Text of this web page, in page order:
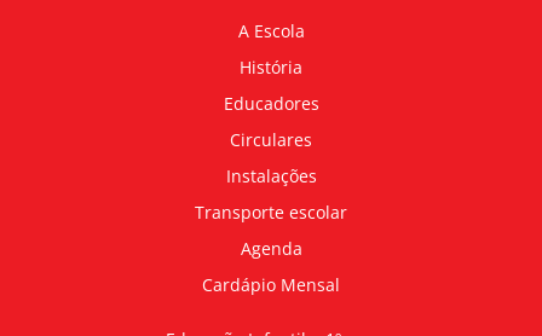
A Escola
História
Educadores
Circulares
Instalações
Transporte escolar
Agenda
Cardápio Mensal